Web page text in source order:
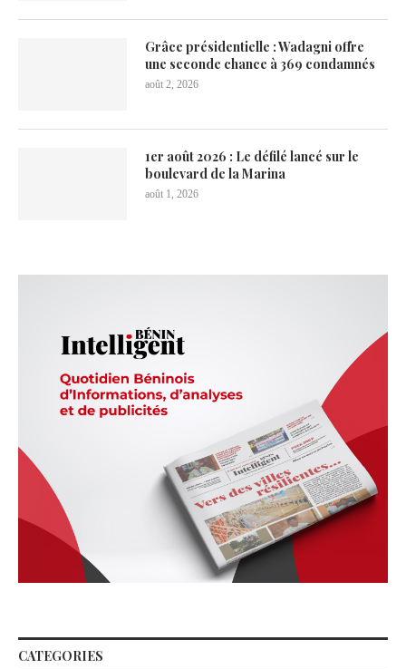
Grâce présidentielle : Wadagni offre
une seconde chance à 369 condamnés
août 2, 2026
1er août 2026 : Le défilé lancé sur le
boulevard de la Marina
août 1, 2026
CATEGORIES